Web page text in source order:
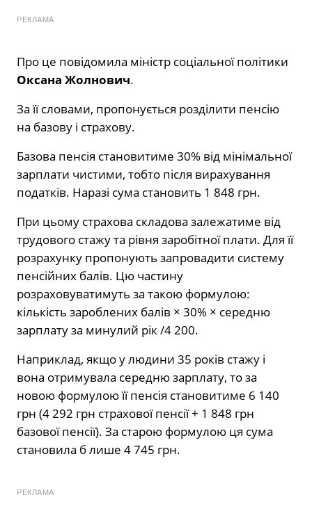
РЕКЛАМА
Про це повідомила міністр соціальної політики
Оксана Жолнович.
За її словами, пропонується розділити пенсію
на базову і страхову.
Базова пенсія становитиме 30% від мінімальної
зарплати чистими, тобто після вирахування
податків. Наразі сума становить 1 848 грн.
При цьому страхова складова залежатиме від
трудового стажу та рівня заробітної плати. Для її
розрахунку пропонують запровадити систему
пенсійних балів. Цю частину
розраховуватимуть за такою формулою:
кількість зароблених балів × 30% × середню
зарплату за минулий рік /4 200.
Наприклад, якщо у людини 35 років стажу і
вона отримувала середню зарплату, то за
новою формулою її пенсія становитиме 6 140
грн (4 292 грн страхової пенсії + 1 848 грн
базової пенсії). За старою формулою ця сума
становила б лише 4 745 грн.
РЕКЛАМА